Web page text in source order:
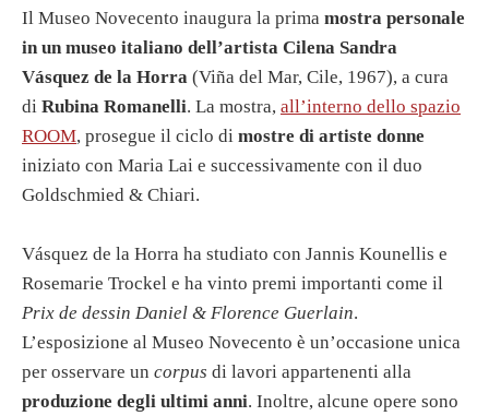
Il Museo Novecento inaugura la prima mostra personale
in un museo italiano dell’artista Cilena Sandra
Vásquez de la Horra (Viña del Mar, Cile, 1967), a cura
di Rubina Romanelli. La mostra, all’interno dello spazio
ROOM, prosegue il ciclo di mostre di artiste donne
iniziato con Maria Lai e successivamente con il duo
Goldschmied & Chiari.
Vásquez de la Horra ha studiato con Jannis Kounellis e
Rosemarie Trockel e ha vinto premi importanti come il
Prix de dessin Daniel & Florence Guerlain.
L’esposizione al Museo Novecento è un’occasione unica
per osservare un corpus di lavori appartenenti alla
produzione degli ultimi anni. Inoltre, alcune opere sono